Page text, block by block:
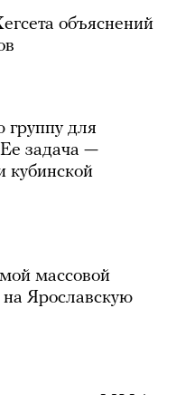
объяснений
группу для
задача —
кубинской
массовой
на Ярославскую